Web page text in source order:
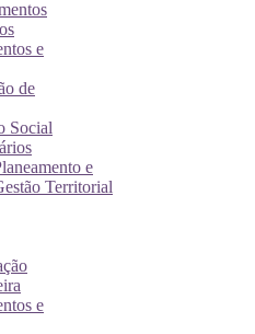
e
de
Social
e
Territorial
e